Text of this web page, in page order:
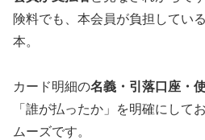
険料でも、本会員が負担してい
本。
カード明細の名義・引落口座・
「誰が払ったか」を明確にして
ムーズです。